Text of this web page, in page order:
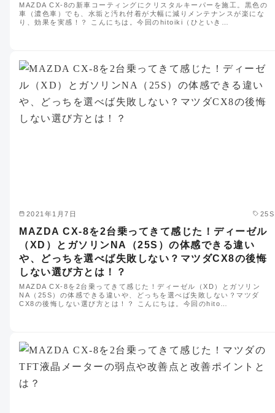
MAZDA CX-8の新車コーティングにクリスタルキーパーを施工。黒色の
車（濃色車）でも、水垢と汚れ付着が大幅に減りメンテナンスが楽にな
り、効果を実感！？ こんにちは。今回のhitoiki（ひといき…
2021年1月7日 25S
MAZDA CX-8を2台乗ってきて感じた！ディーゼル
（XD）とガソリンNA（25S）の体感できる違い
や、どっちを選べば失敗しない？マツダCX8の後悔
しない選び方とは！？
MAZDA CX-8を2台乗ってきて感じた！ディーゼル（XD）とガソリン
NA（25S）の体感できる違いや、どっちを選べば失敗しない？マツダ
CX8の後悔しない選び方とは！？ こんにちは。今回のhito…